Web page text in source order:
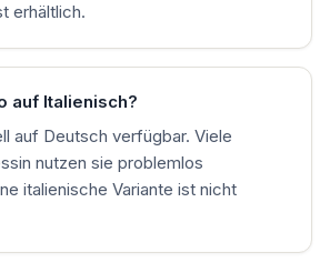
erhältlich.
auf Italienisch?
auf Deutsch verfügbar. Viele
nutzen sie problemlos
italienische Variante ist nicht